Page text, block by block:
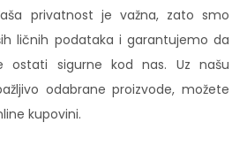
privatnost je važna, zato smo
ličnih podataka i garantujemo da
ostati sigurne kod nas. Uz našu
odabrane proizvode, možete
kupovini.